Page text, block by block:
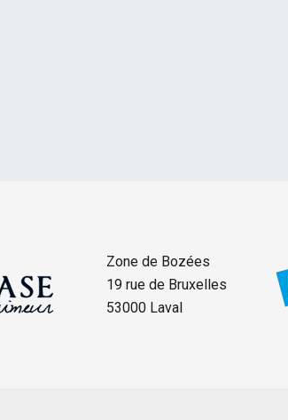
Zone de Bozées
19 rue de Bruxelles
53000 Laval